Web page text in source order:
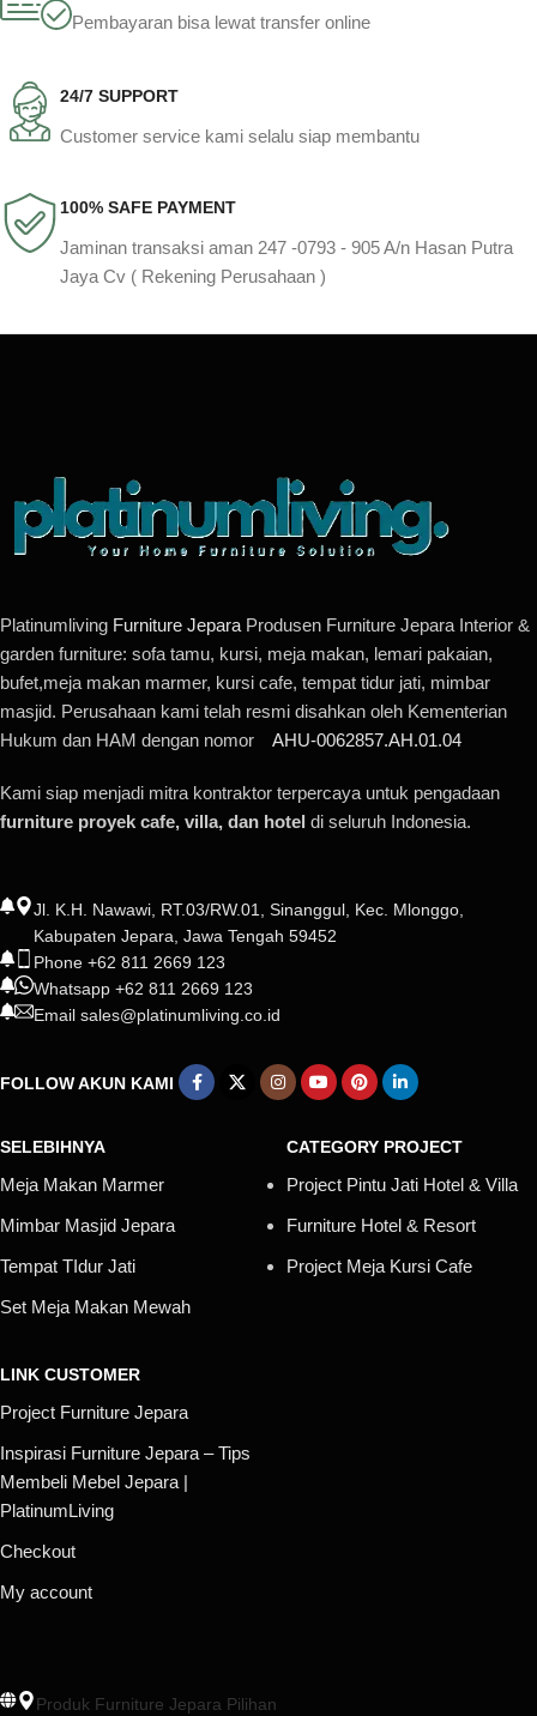
Pembayaran bisa lewat transfer online
24/7 SUPPORT
Customer service kami selalu siap membantu
100% SAFE PAYMENT
Jaminan transaksi aman 247 -0793 - 905 A/n Hasan Putra
Jaya Cv ( Rekening Perusahaan )
Platinumliving Furniture Jepara Produsen Furniture Jepara Interior &
garden furniture: sofa tamu, kursi, meja makan, lemari pakaian,
bufet,meja makan marmer, kursi cafe, tempat tidur jati, mimbar
masjid. Perusahaan kami telah resmi disahkan oleh Kementerian
Hukum dan HAM dengan nomor AHU-0062857.AH.01.04
Kami siap menjadi mitra kontraktor terpercaya untuk pengadaan
furniture proyek cafe, villa, dan hotel di seluruh Indonesia.
Jl. K.H. Nawawi, RT.03/RW.01, Sinanggul, Kec. Mlonggo,
Kabupaten Jepara, Jawa Tengah 59452
Phone +62 811 2669 123
Whatsapp +62 811 2669 123
Email sales@platinumliving.co.id
FOLLOW AKUN KAMI
SELEBIHNYA
Meja Makan Marmer
Mimbar Masjid Jepara
Tempat TIdur Jati
Set Meja Makan Mewah
CATEGORY PROJECT
Project Pintu Jati Hotel & Villa
Furniture Hotel & Resort
Project Meja Kursi Cafe
LINK CUSTOMER
Project Furniture Jepara
Inspirasi Furniture Jepara – Tips
Membeli Mebel Jepara |
PlatinumLiving
Checkout
My account
Produk Furniture Jepara Pilihan